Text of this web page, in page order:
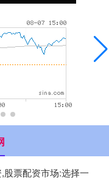
股票配资市场:选择一